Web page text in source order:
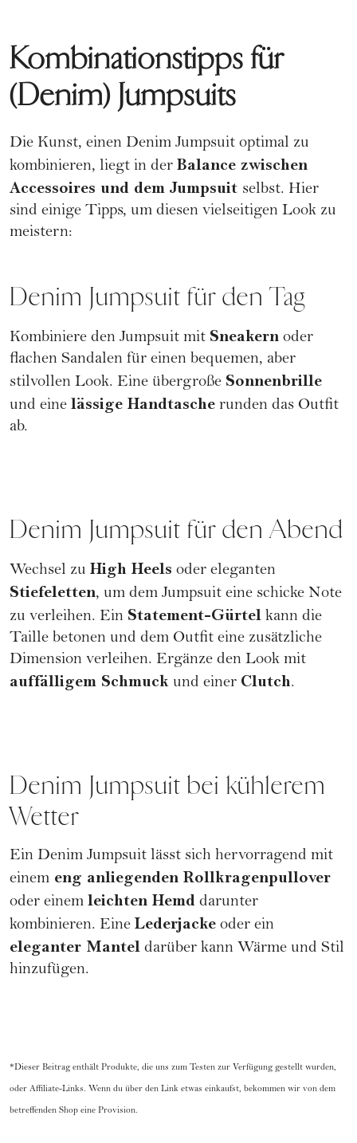
Kombinationstipps für
(Denim) Jumpsuits
Die Kunst, einen Denim Jumpsuit optimal zu
kombinieren, liegt in der Balance zwischen
Accessoires und dem Jumpsuit selbst. Hier
sind einige Tipps, um diesen vielseitigen Look zu
meistern:
Denim Jumpsuit für den Tag
Kombiniere den Jumpsuit mit Sneakern oder
flachen Sandalen für einen bequemen, aber
stilvollen Look. Eine übergroße Sonnenbrille
und eine lässige Handtasche runden das Outfit
ab.
Denim Jumpsuit für den Abend
Wechsel zu High Heels oder eleganten
Stiefeletten, um dem Jumpsuit eine schicke Note
zu verleihen. Ein Statement-Gürtel kann die
Taille betonen und dem Outfit eine zusätzliche
Dimension verleihen. Ergänze den Look mit
auffälligem Schmuck und einer Clutch.
Denim Jumpsuit bei kühlerem
Wetter
Ein Denim Jumpsuit lässt sich hervorragend mit
einem eng anliegenden Rollkragenpullover
oder einem leichten Hemd darunter
kombinieren. Eine Lederjacke oder ein
eleganter Mantel darüber kann Wärme und Stil
hinzufügen.
*Dieser Beitrag enthält Produkte, die uns zum Testen zur Verfügung gestellt wurden,
oder Affiliate-Links. Wenn du über den Link etwas einkaufst, bekommen wir von dem
betreffenden Shop eine Provision.